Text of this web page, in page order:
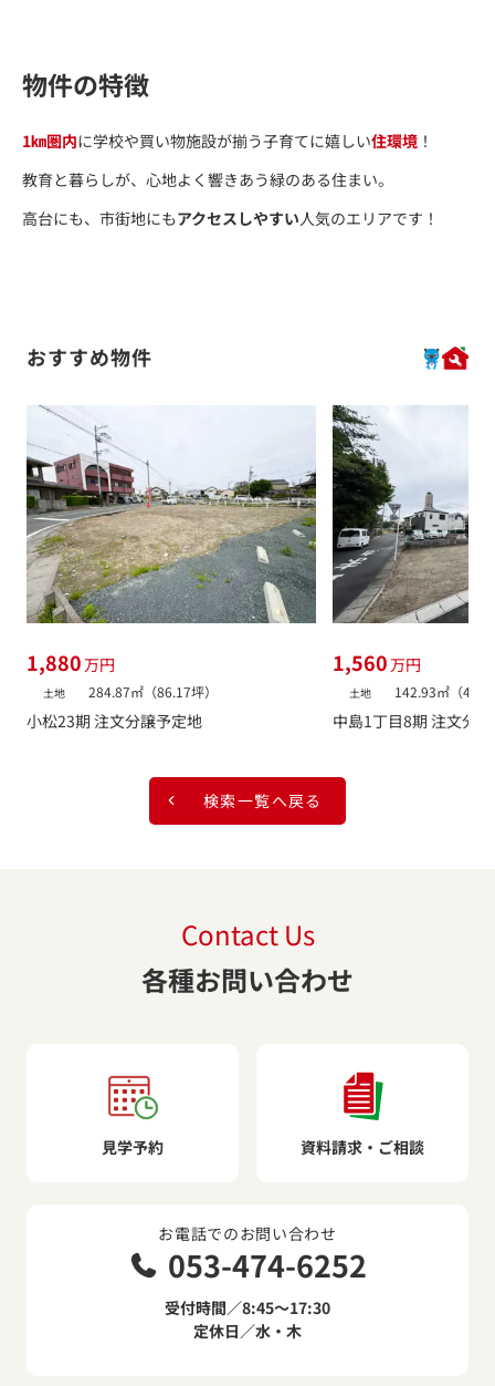
物件の特徴
1㎞圏内に学校や買い物施設が揃う子育てに嬉しい住環境 ！
教育と暮らしが、心地よく響きあう緑のある住まい。
高台にも、市街地にもアクセスしやすい人気のエリアです！
おすすめ物件
1,880 万円
土地 284.87㎡（86.17坪）
小松23期 注文分譲予定地
1,560 万円
土地 142.93㎡（
中島1丁目8期 注文分
検索一覧へ戻る
Contact Us
各種お問い合わせ
見学予約 資料請求・ご相談
お電話でのお問い合わせ
053-474-6252
受付時間／8:45～17:30
定休日／水・木